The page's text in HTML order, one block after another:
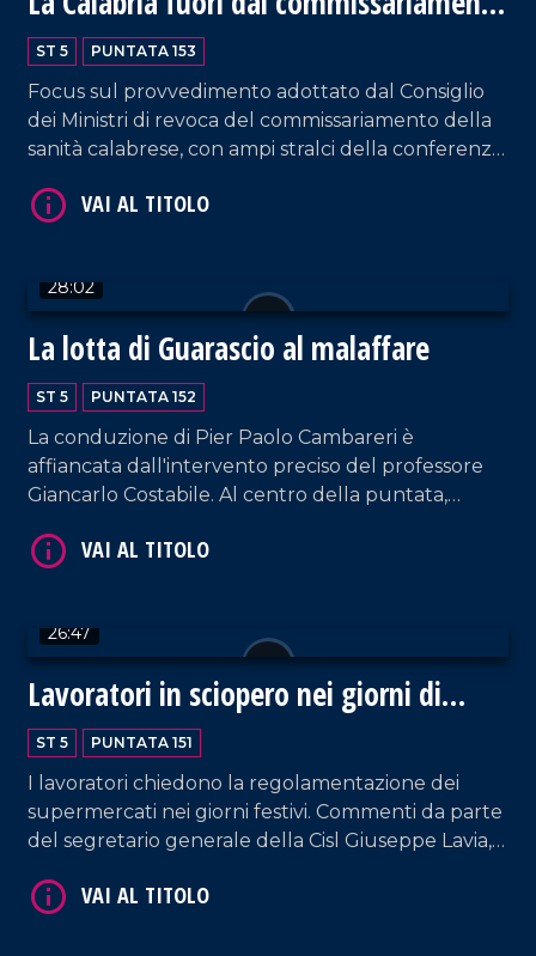
della Sanità
ST 5 PUNTATA 153
Focus sul provvedimento adottato dal Consiglio
dei Ministri di revoca del commissariamento della
sanità calabrese, con ampi stralci della conferenza
governatore Roberto Occhiuto. Intervento da
28:02
La lotta di Guarascio al malaffare
ST 5 PUNTATA 152
La conduzione di Pier Paolo Cambareri è
affiancata dall'intervento preciso del professore
Giancarlo Costabile. Al centro della puntata,
'Ndrangheta da parte del procuratore capo di
26:47
Lavoratori in sciopero nei giorni di
festa
ST 5 PUNTATA 151
I lavoratori chiedono la regolamentazione dei
supermercati nei giorni festivi. Commenti da parte
del segretario generale della Cisl Giuseppe Lavia,
sociologo Fulvio D'Ascola.
VAI AL TITOLO
VAI AL TITOLO
VAI AL TITOLO
VAI AL TITOLO